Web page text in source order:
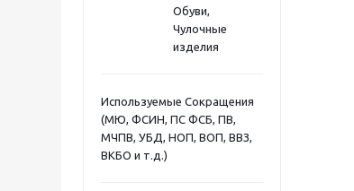
Обуви,
Чулочные
изделия
Используемые Сокращения
(МЮ, ФСИН, ПС ФСБ, ПВ,
МЧПВ, УБД, НОП, ВОП, ВВЗ,
ВКБО и т.д.)